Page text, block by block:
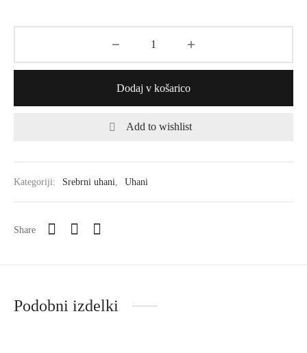
Dodaj v košarico
Add to wishlist
Kategoriji: Srebrni uhani Uhani
Share
Podobni izdelki